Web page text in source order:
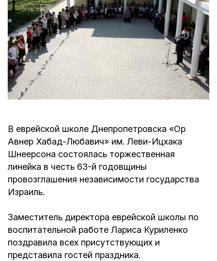
В еврейской школе Днепропетровска «Ор
Авнер Хабад-Любавич» им. Леви-Ицхака
Шнеерсона состоялась торжественная
линейка в честь 63-й годовщины
провозглашения независимости государства
Израиль.
Заместитель директора еврейской школы по
воспитательной работе Лариса Куриленко
поздравила всех присутствующих и
представила гостей праздника.